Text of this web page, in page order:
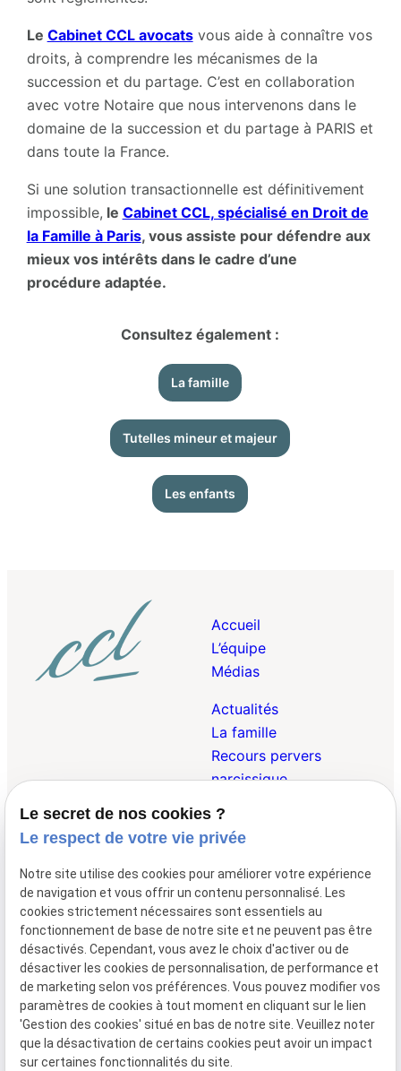
Le Cabinet CCL avocats vous aide à connaître vos
droits, à comprendre les mécanismes de la
succession et du partage. C’est en collaboration
avec votre Notaire que nous intervenons dans le
domaine de la succession et du partage à PARIS et
dans toute la France.
Si une solution transactionnelle est définitivement
impossible, le Cabinet CCL, spécialisé en Droit de
la Famille à Paris, vous assiste pour défendre aux
mieux vos intérêts dans le cadre d’une
procédure adaptée.
Consultez également :
La famille
Tutelles mineur et majeur
Les enfants
Accueil
L’équipe
Médias
Actualités
La famille
Recours pervers
narcissique
Droit Pénal de la
Famille
Droit Internationnal et
Européen de la Famille
01 47 23 69 00
148 avenue de
Wagram75017 Paris
Lundi - Vendredi 09:00 - 19:30
Mentions
Politique de
Le secret de nos cookies ?
Le respect de votre vie privée
Notre site utilise des cookies pour améliorer votre expérience
de navigation et vous offrir un contenu personnalisé. Les
cookies strictement nécessaires sont essentiels au
fonctionnement de base de notre site et ne peuvent pas être
désactivés. Cependant, vous avez le choix d'activer ou de
désactiver les cookies de personnalisation, de performance et
de marketing selon vos préférences. Vous pouvez modifier vos
paramètres de cookies à tout moment en cliquant sur le lien
'Gestion des cookies' situé en bas de notre site. Veuillez noter
que la désactivation de certains cookies peut avoir un impact
sur certaines fonctionnalités du site.